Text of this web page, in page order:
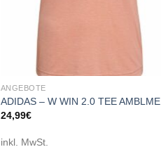
ANGEBOTE
ADIDAS – W WIN 2.0 TEE AMBLME
24,99€
inkl. MwSt.